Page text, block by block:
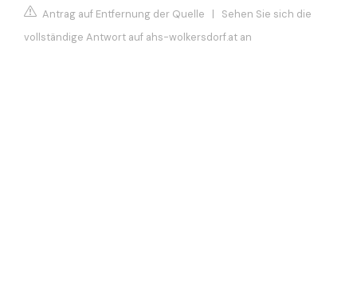
Antrag auf Entfernung der Quelle | Sehen Sie sich die
vollständige Antwort auf ahs-wolkersdorf.at an